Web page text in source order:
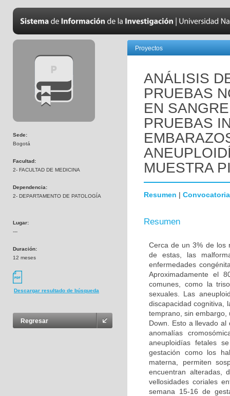
Sede:
Bogotá
Facultad:
2- FACULTAD DE MEDICINA
Dependencia:
2- DEPARTAMENTO DE PATOLOGÍA
Lugar:
---
Duración:
12 meses
Descargar resultado de búsqueda
Regresar
Proyectos
ANÁLISIS
PRUEBAS
EN
PRUEBAS
MUESTRA
Resumen | Convocatoria
Resumen
Cerca de un 3% de los
de estas, las
enfermedades
Aproximadamente el
comunes, como la
sexuales. Las
discapacidad cognitiva,
temprano, sin
Down. Esto a llevado
anomalías
aneuploidías fetales
gestación como los
materna, permiten
encuentran alteradas,
vellosidades coriales
semana 15-16 de